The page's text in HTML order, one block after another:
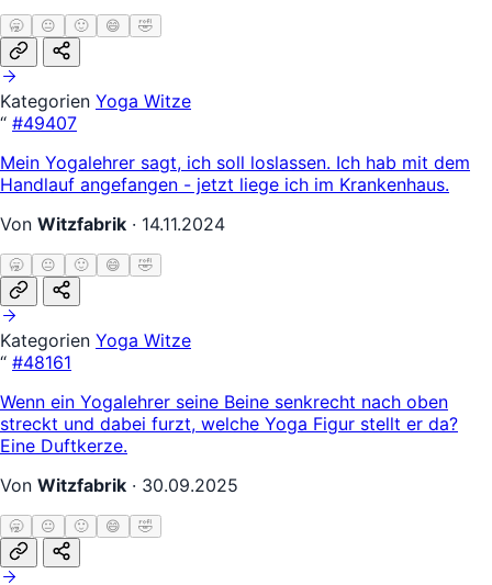
🥱 😐 🙂 😄 🤣
Kategorien Yoga Witze
“ #49407
Mein Yogalehrer sagt, ich soll loslassen. Ich hab mit dem
Handlauf angefangen - jetzt liege ich im Krankenhaus.
Von Witzfabrik · 14.11.2024
🥱 😐 🙂 😄 🤣
Kategorien Yoga Witze
“ #48161
Wenn ein Yogalehrer seine Beine senkrecht nach oben
streckt und dabei furzt, welche Yoga Figur stellt er da?
Eine Duftkerze.
Von Witzfabrik · 30.09.2025
🥱 😐 🙂 😄 🤣